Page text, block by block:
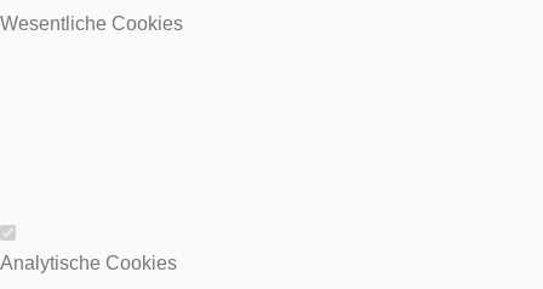
Wesentliche Cookies
Wesentliche Cookies
Analytische Cookies